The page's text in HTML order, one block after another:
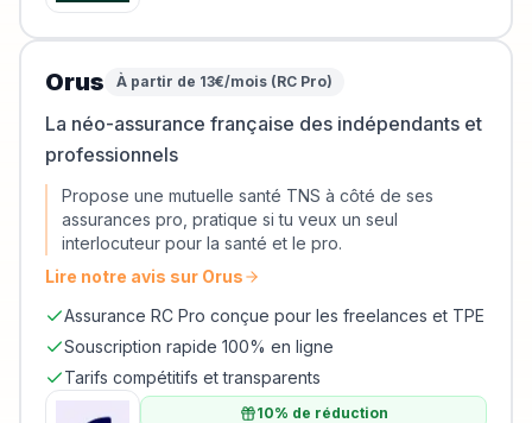
Orus À partir de 13€/mois (RC Pro)
La néo-assurance française des indépendants et
professionnels
Propose une mutuelle santé TNS à côté de ses
assurances pro, pratique si tu veux un seul
interlocuteur pour la santé et le pro.
Lire notre avis sur Orus
Assurance RC Pro conçue pour les freelances et TPE
Souscription rapide 100% en ligne
Tarifs compétitifs et transparents
10% de réduction